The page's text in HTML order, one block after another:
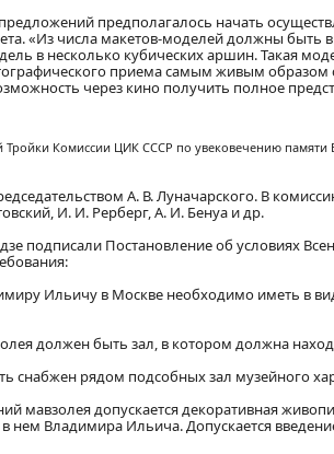
предполагалось начать
«Из числа макетов-моделей должны
в несколько кубических аршин. Такая
приема самым живым
через кино получить полное
Тройки Комиссии ЦИК СССР по увековечению
А. В. Луначарского. В
И. И. Рерберг, А. И. Бенуа и др.
подписали Постановление об условиях
Ильичу в Москве необходимо иметь в
должен быть зал, в котором должна
снабжен рядом подсобных зал музейного
мавзолея допускается декоративная
нем Владимира Ильича. Допускается